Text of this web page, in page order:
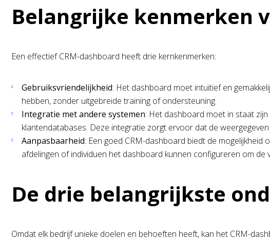
Belangrijke kenmerken
Een effectief CRM-dashboard heeft drie kernkenmerken:
Gebruiksvriendelijkheid: Het dashboard moet intuïtief en
hebben, zonder uitgebreide training of ondersteuning.
Integratie met andere systemen: Het dashboard moet in staat
klantendatabases. Deze integratie zorgt ervoor dat de
Aanpasbaarheid: Een goed CRM-dashboard biedt de
afdelingen of individuen het dashboard kunnen configureren om
De drie belangrijkste
Omdat elk bedrijf unieke doelen en behoeften heeft, kan het CRM-